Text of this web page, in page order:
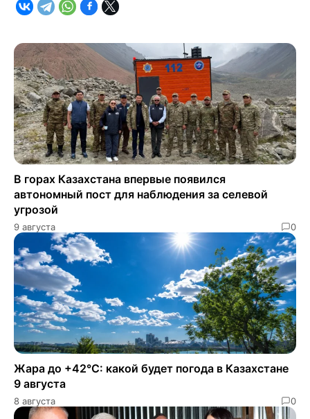
В горах Казахстана впервые появился
автономный пост для наблюдения за селевой
угрозой
9 августа 0
Жара до +42°C: какой будет погода в Казахстане
9 августа
8 августа 0